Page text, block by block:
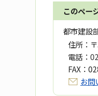
このペー
都市建設
住所：
電話：
FAX：
お問